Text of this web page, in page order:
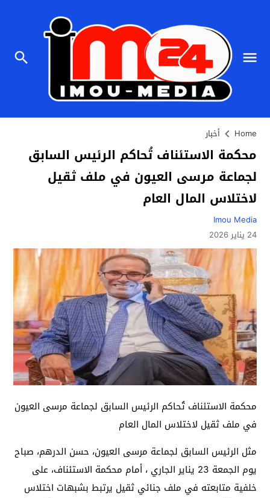
Home أخبار
محكمة الاستئناف تُحاكم الرئيس السابق
لجماعة مرسى العيون في ملف ثقيل
لاختلاس المال العام
Imou Media
24 يناير 2026
محكمة الاستئناف تُحاكم الرئيس السابق لجماعة مرسى العيون
في ملف ثقيل لاختلاس المال العام
مثل الرئيس السابق لجماعة مرسى العيون، حسن الدرهم، صباح
يوم الجمعة 23 يناير الجاري ، أمام محكمة الاستئناف، على
خلفية متابعته في ملف جنائي ثقيل يرتبط بشبهات اختلاس